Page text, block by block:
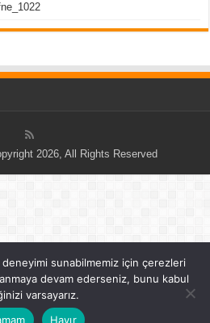
2026, All Rights Reserved
sunabilmemiz için çerezleri
devam ederseniz, bunu kabul
varsayarız.
Hayır